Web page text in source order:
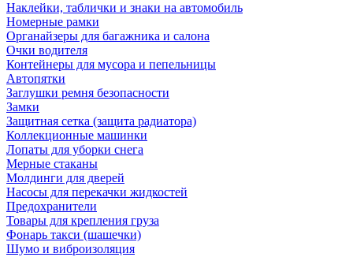
Наклейки, таблички и знаки на автомобиль
Номерные рамки
Органайзеры для багажника и салона
Очки водителя
Контейнеры для мусора и пепельницы
Автопятки
Заглушки ремня безопасности
Замки
Защитная сетка (защита радиатора)
Коллекционные машинки
Лопаты для уборки снега
Мерные стаканы
Молдинги для дверей
Насосы для перекачки жидкостей
Предохранители
Товары для крепления груза
Фонарь такси (шашечки)
Шумо и виброизоляция